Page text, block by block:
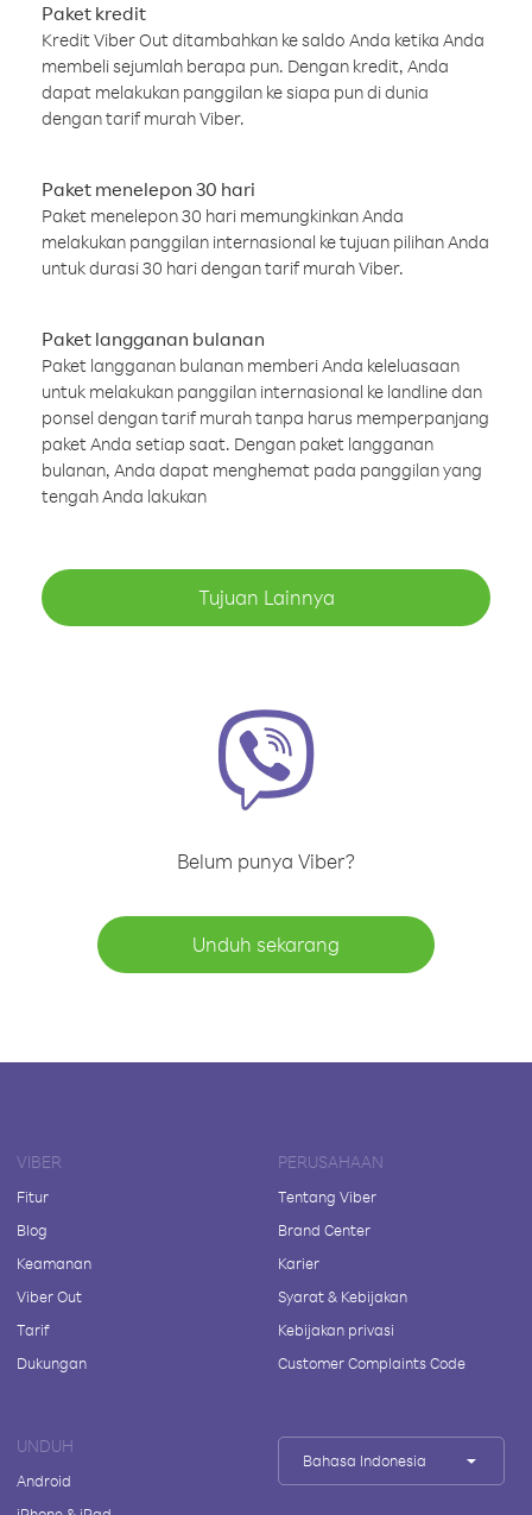
Paket kredit
Kredit Viber Out ditambahkan ke saldo Anda ketika Anda
membeli sejumlah berapa pun. Dengan kredit, Anda
dapat melakukan panggilan ke siapa pun di dunia
dengan tarif murah Viber.
Paket menelepon 30 hari
Paket menelepon 30 hari memungkinkan Anda
melakukan panggilan internasional ke tujuan pilihan Anda
untuk durasi 30 hari dengan tarif murah Viber.
Paket langganan bulanan
Paket langganan bulanan memberi Anda keleluasaan
untuk melakukan panggilan internasional ke landline dan
ponsel dengan tarif murah tanpa harus memperpanjang
paket Anda setiap saat. Dengan paket langganan
bulanan, Anda dapat menghemat pada panggilan yang
tengah Anda lakukan
Tujuan Lainnya
Belum punya Viber?
Unduh sekarang
VIBER
Fitur
Blog
Keamanan
Viber Out
Tarif
Dukungan
PERUSAHAAN
Tentang Viber
Brand Center
Karier
Syarat & Kebijakan
Kebijakan privasi
Customer Complaints Code
UNDUH
Android
Bahasa Indonesia